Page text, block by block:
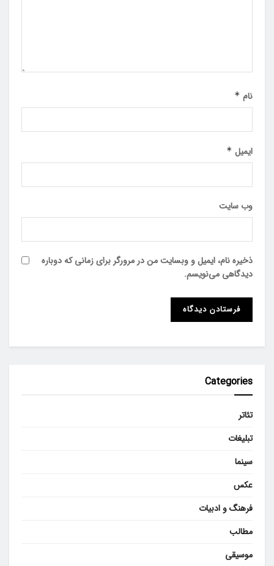
نام *
ایمیل *
وب‌ سایت
ذخیره نام، ایمیل و وبسایت من در مرورگر برای زمانی که دوباره
دیدگاهی می‌نویسم.
Categories
تئاتر
تبلیغات
سینما
عکس
فرهنگ و ادبیات
مطالب
موسیقی